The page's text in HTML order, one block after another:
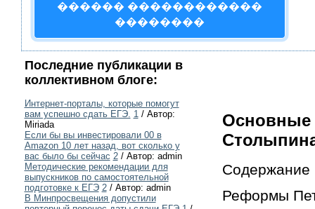
������ ������������
��������
Последние публикации в
коллективном блоге:
Интернет-порталы, которые помогут
вам успешно сдать ЕГЭ. 1/ Автор:
Miriada
Если бы вы инвестировали 00 в
Amazon 10 лет назад, вот сколько у
вас было бы сейчас 2/ Автор: admin
Методические рекомендации для
выпускников по самостоятельной
подготовке к ЕГЭ 2/ Автор: admin
В Минпросвещения допустили
Основные
Содержание
Реформы